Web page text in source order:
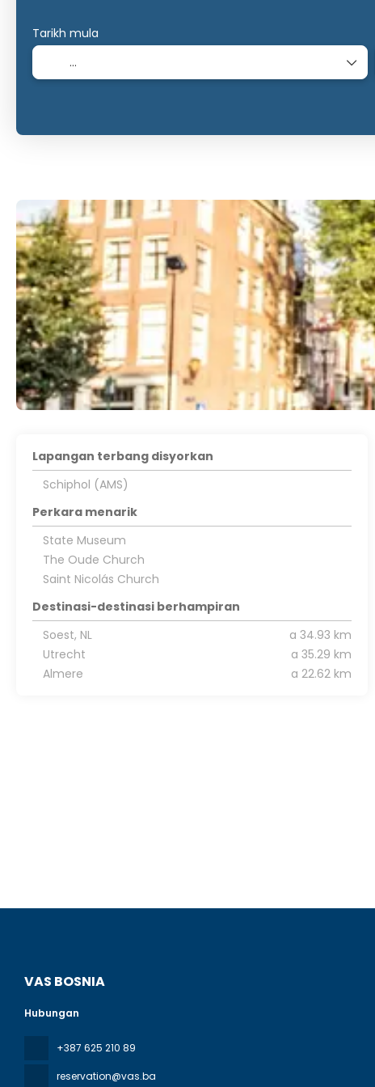
Tarikh mula
Lapangan terbang disyorkan
Schiphol (AMS)
Perkara menarik
State Museum
The Oude Church
Saint Nicolás Church
Destinasi-destinasi berhampiran
Soest, NL
a 34.93 km
Utrecht
a 35.29 km
Almere
a 22.62 km
VAS BOSNIA
Hubungan
+387 625 210 89
reservation@vas.ba